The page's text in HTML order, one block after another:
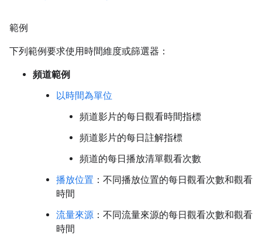
範例
下列範例要求使用時間維度或篩選器：
頻道範例
以時間為單位
頻道影片的每日觀看時間指標
頻道影片的每日註解指標
頻道的每日播放清單觀看次數
播放位置 ：不同播放位置的每日觀看次數和觀看
時間
流量來源 ：不同流量來源的每日觀看次數和觀看
時間